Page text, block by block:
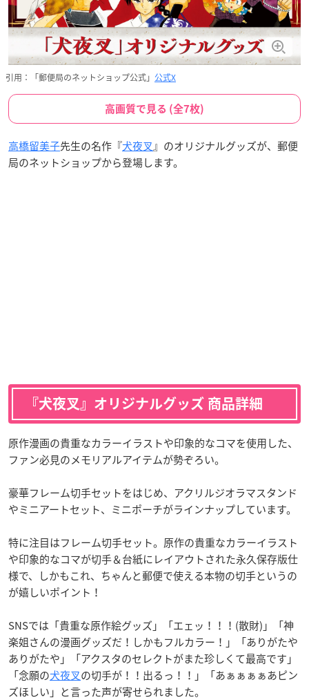
引用：「郵便局のネットショップ公式」 公式X
高画質で見る (全7枚)
高橋留美子先生の名作『犬夜叉』のオリジナルグッズが、郵便
局のネットショップから登場します。
『犬夜叉』オリジナルグッズ 商品詳細
原作漫画の貴重なカラーイラストや印象的なコマを使用した、
ファン必見のメモリアルアイテムが勢ぞろい。
豪華フレーム切手セットをはじめ、アクリルジオラマスタンド
やミニアートセット、ミニポーチがラインナップしています。
特に注目はフレーム切手セット。原作の貴重なカラーイラスト
や印象的なコマが切手＆台紙にレイアウトされた永久保存版仕
様で、しかもこれ、ちゃんと郵便で使える本物の切手というの
が嬉しいポイント！
SNSでは「貴重な原作絵グッズ」「エェッ！！！(散財)」「神
楽姐さんの漫画グッズだ！しかもフルカラー！」「ありがたや
ありがたや」「アクスタのセレクトがまた珍しくて最高です」
「念願の犬夜叉の切手が！！出るっ！！」「あぁぁぁぁあピン
ズほしい」と言った声が寄せられました。